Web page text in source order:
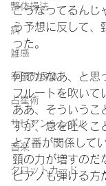
整体操法
病
雑感
季節の身体
占星術
サビアンシンボル
音楽
タロットカード
こうなってるんじ
う予想に反して、
った。
何でかなあ、と思
フルートを吹いて
ああ、そういうこ
すが、息を吐くこ
と7番が関係して
頸の力が増すのだ
ピアノも弾ける方